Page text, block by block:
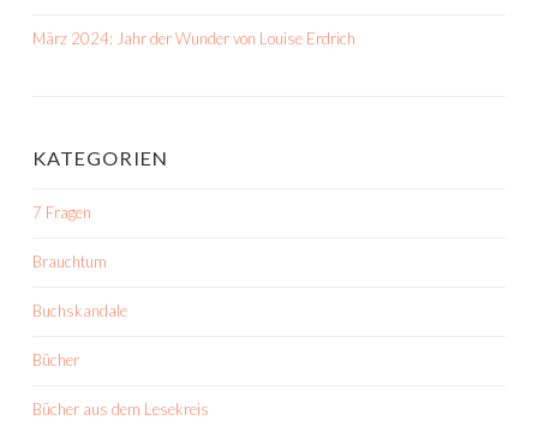
März 2024: Jahr der Wunder von Louise Erdrich
KATEGORIEN
7 Fragen
Brauchtum
Buchskandale
Bücher
Bücher aus dem Lesekreis